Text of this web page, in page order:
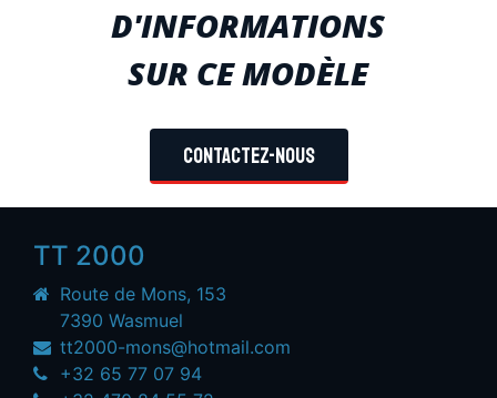
D'INFORMATIONS
SUR CE MODÈLE
Contactez-nous
TT 2000
Route de Mons, 153
7390 Wasmuel
tt2000-mons@hotmail.com
+32 65 77 07 94